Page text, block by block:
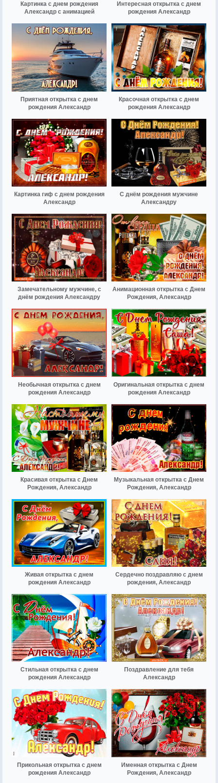
Картинка с днем рождения
Александр с анимацией
Интересная открытка с днем
рождения Александр
Приятная открытка с днем
рождения Александр
Красочная открытка с днем
рождения Александр
Картинка гиф с днем рождения
Александр
С днём рождения мужчине
Александру
Замечательному мужчине, с
днём рождения Александру
Анимационная открытка с Днем
Рождения, Александр
Необычная открытка с днем
рождения Александр
Оригинальная открытка с днем
рождения Александр
Красивая открытка с Днем
Рождения, Александр
Музыкальная открытка с Днем
Рождения, Александр
Живая открытка с днем
рождения Александр
Сердечно поздравляю с днем
рождения, Александр
Стильная открытка с днем
рождения Александр
Поздравление для тебя
Александр
Прикольная открытка с днем
рождения Александр
Именная открытка с Днем
Рождения, Александр